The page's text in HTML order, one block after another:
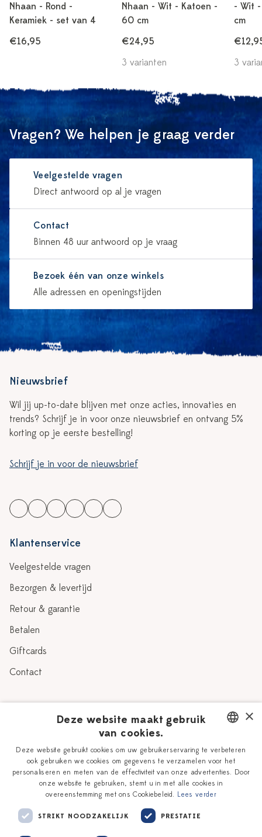
Nhaan - Rond -
Keramiek - set van 4
€16,95
Nhaan - Wit - Katoen -
60 cm
€24,95
3 varianten
- Wit
cm
3
Vragen? We helpen je graag verder
Veelgestelde vragen
Direct antwoord op al je vragen
Contact
Binnen 48 uur antwoord op je vraag
Bezoek één van onze winkels
Alle adressen en openingstijden
Nieuwsbrief
Wil jij up-to-date blijven met onze acties, innovaties en
trends? Schrijf je in voor onze nieuwsbrief en ontvang 5%
korting op je eerste bestelling!
Schrijf je in voor de nieuwsbrief
Klantenservice
Veelgestelde vragen
Bezorgen & levertijd
Retour & garantie
Betalen
Giftcards
Contact
Verhaal
Onze plateelschilders
Delfts Blauw
Workshops
Vacatures
Zakelijk
DUTCH
ENGLISH
×
Deze website maakt gebruik
van cookies.
Deze website gebruikt cookies om uw gebruikerservaring te verbeteren
ook gebruiken we cookies om gegevens te verzamelen voor het
personaliseren en meten van de effectiviteit van onze advertenties. Door
onze website te gebruiken, stemt u in met alle cookies in
overeenstemming met ons Cookiebeleid. Lees verder
STRIKT NOODZAKELIJK PRESTATIE